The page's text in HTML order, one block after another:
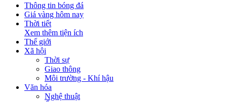
Thông tin bóng đá
Giá vàng hôm nay
Thời tiết
Xem thêm tiện ích
Thế giới
Xã hội
Thời sự
Giao thông
Môi trường - Khí hậu
Văn hóa
Nghệ thuật